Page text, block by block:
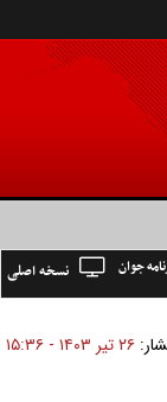
نسخه اصلی جوان
۲۶ تير ۱۴۰۳ - ۱۵:۳۶